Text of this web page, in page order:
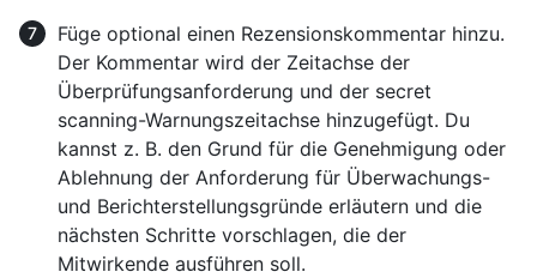
Füge optional einen Rezensionskommentar hinzu.
Der Kommentar wird der Zeitachse der
Überprüfungsanforderung und der secret
scanning-Warnungszeitachse hinzugefügt. Du
kannst z. B. den Grund für die Genehmigung oder
Ablehnung der Anforderung für Überwachungs-
und Berichterstellungsgründe erläutern und die
nächsten Schritte vorschlagen, die der
Mitwirkende ausführen soll.